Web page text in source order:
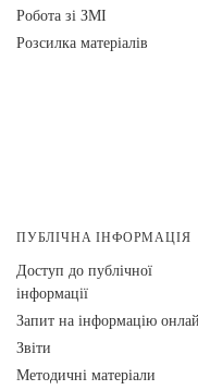
Робота зі ЗМІ
Розсилка матеріалів
ПУБЛІЧНА ІНФОРМАЦІЯ
Доступ до публічної
інформації
Запит на інформацію
Звіти
Методичні матеріали